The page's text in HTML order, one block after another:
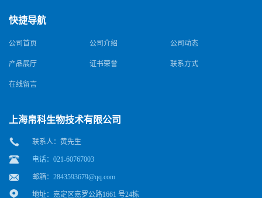
快捷导航
公司首页 公司介绍 公司动态
产品展厅 证书荣誉 联系方式
在线留言
上海帛科生物技术有限公司
联系人：黄先生
电话：021-60767003
邮箱： 2843593679@qq.com
地址：嘉定区嘉罗公路1661 号24栋